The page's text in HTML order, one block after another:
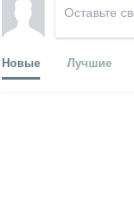
Новые Лучшие